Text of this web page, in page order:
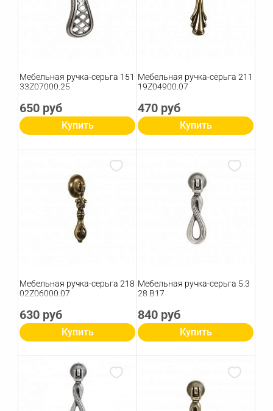
Мебельная ручка-серьга 151
33Z07000.25
650 руб
Купить
Мебельная ручка-серьга 211
19Z04900.07
470 руб
Купить
Мебельная ручка-серьга 218
02Z06000.07
630 руб
Купить
Мебельная ручка-серьга 5.3
28.B17
840 руб
Купить